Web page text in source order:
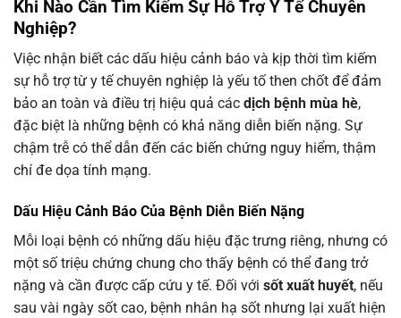
Khi Nào Cần Tìm Kiếm Sự Hỗ Trợ Y Tế Chuyên
Nghiệp?
Việc nhận biết các dấu hiệu cảnh báo và kịp thời tìm kiếm
sự hỗ trợ từ y tế chuyên nghiệp là yếu tố then chốt để đảm
bảo an toàn và điều trị hiệu quả các dịch bệnh mùa hè,
đặc biệt là những bệnh có khả năng diễn biến nặng. Sự
chậm trễ có thể dẫn đến các biến chứng nguy hiểm, thậm
chí đe dọa tính mạng.
Dấu Hiệu Cảnh Báo Của Bệnh Diễn Biến Nặng
Mỗi loại bệnh có những dấu hiệu đặc trưng riêng, nhưng có
một số triệu chứng chung cho thấy bệnh có thể đang trở
nặng và cần được cấp cứu y tế. Đối với sốt xuất huyết, nếu
sau vài ngày sốt cao, bệnh nhân hạ sốt nhưng lại xuất hiện